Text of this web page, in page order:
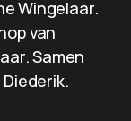
Wingelaar.
van
Samen